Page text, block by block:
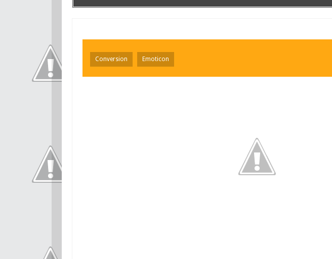
Conversion Emoticon